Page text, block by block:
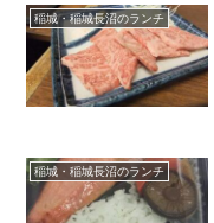
稲城・稲城長沼のランチ
稲城・稲城長沼のランチ